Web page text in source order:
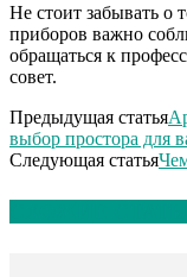
Не стоит забывать о
приборов важно
обращаться к
совет.
Предыдущая статья
выбор простора для
Следующая статья